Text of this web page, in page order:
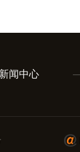
新闻中心